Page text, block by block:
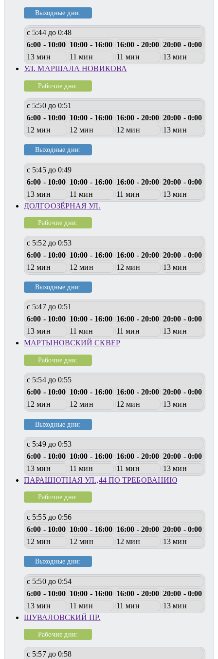
Выходные дни:
с 5:44 до 0:48
6:00 - 10:00 10:00 - 16:00 16:00 - 20:00 20:00 - 0:00
13 мин
11 мин 11 мин
13 мин
УЛ. МАРШАЛА НОВИКОВА
Рабочие дни:
с 5:50 до 0:51
6:00 - 10:00 10:00 - 16:00 16:00 - 20:00 20:00 - 0:00
12 мин
12 мин 12 мин 13 мин
Выходные дни:
с 5:45 до 0:49
6:00 - 10:00 10:00 - 16:00 16:00 - 20:00 20:00 - 0:00
13 мин
11 мин 11 мин
13 мин
ДОЛГООЗЁРНАЯ УЛ.
Рабочие дни:
с 5:52 до 0:53
6:00 - 10:00 10:00 - 16:00 16:00 - 20:00 20:00 - 0:00
12 мин
12 мин 12 мин 13 мин
Выходные дни:
с 5:47 до 0:51
6:00 - 10:00 10:00 - 16:00 16:00 - 20:00 20:00 - 0:00
13 мин
11 мин 11 мин
13 мин
МАРТЫНОВСКИЙ СКВЕР
Рабочие дни:
с 5:54 до 0:55
6:00 - 10:00 10:00 - 16:00 16:00 - 20:00 20:00 - 0:00
12 мин
12 мин 12 мин 13 мин
Выходные дни:
с 5:49 до 0:53
6:00 - 10:00 10:00 - 16:00 16:00 - 20:00 20:00 - 0:00
13 мин
11 мин 11 мин
13 мин
ПАРАШЮТНАЯ УЛ.,44 ПО ТРЕБОВАНИЮ
Рабочие дни:
с 5:55 до 0:56
6:00 - 10:00 10:00 - 16:00 16:00 - 20:00 20:00 - 0:00
12 мин
12 мин 12 мин 13 мин
Выходные дни:
с 5:50 до 0:54
6:00 - 10:00 10:00 - 16:00 16:00 - 20:00 20:00 - 0:00
13 мин
11 мин 11 мин
13 мин
ШУВАЛОВСКИЙ ПР.
Рабочие дни:
с 5:57 до 0:58